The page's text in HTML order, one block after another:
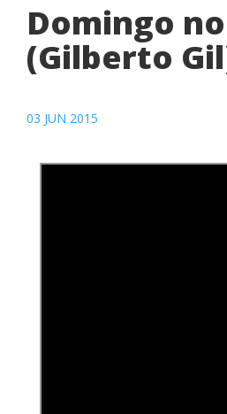
Domingo
(Gilberto
03 JUN 2015